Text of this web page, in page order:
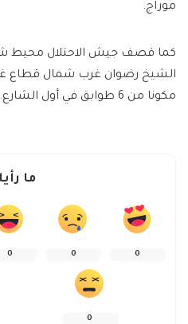
موراج.
كما قصف جيش الاحتلال محيط
الشيخ رضوان غرب شمال قطاع
مكونا من 6 طوابق في أول الشارع.
ما
0
0
0
0